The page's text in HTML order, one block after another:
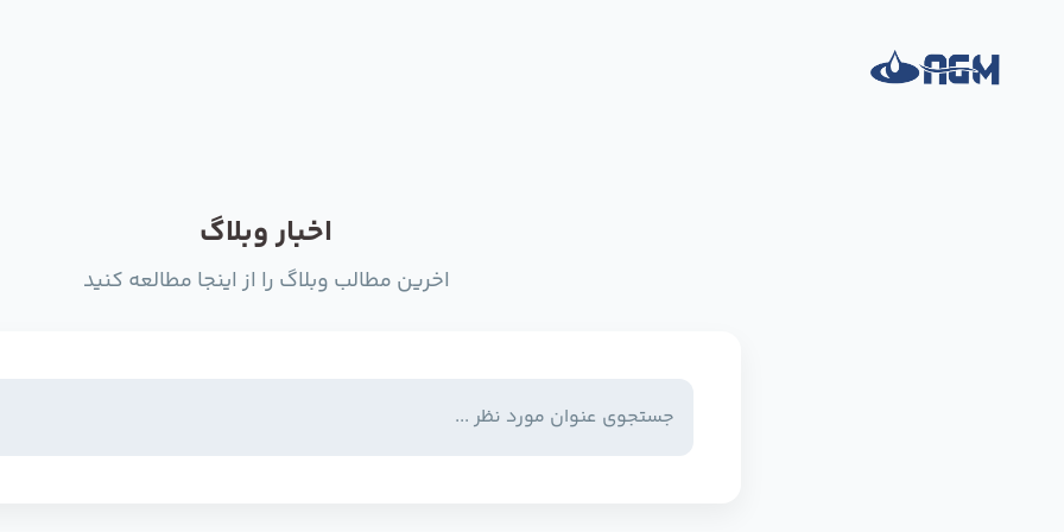
اخبار وبلاگ
اخرین مطالب وبلاگ را از اینجا مطالعه کنید